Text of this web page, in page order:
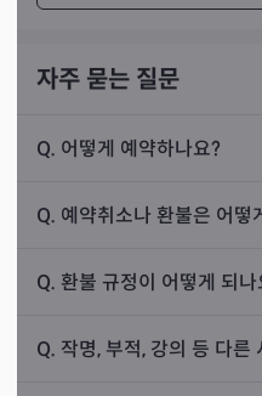
을 상담에 활용하고 계십니
해외 유명 기업의 컨설팅까
될 것으로 보였습니다.
묫자리를 한 번 봐달라고
운영하게 되셨습니다. 지
상담 사
자주 묻는 질문
Q. 어떻게 예약하나요?
Q. 예약취소나 환불은 어떻
Q. 환불 규정이 어떻게 되나
Q. 작명, 부적, 강의 등 다른